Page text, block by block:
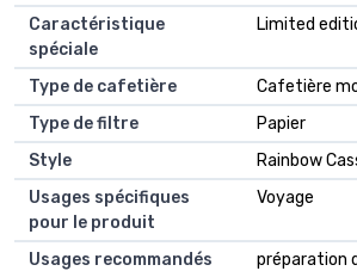
Caractéristique
spéciale
Limited
Type de cafetière
Cafetière
Type de filtre
Papier
Style
Rainbow
Usages spécifiques
pour le produit
Voyage
Usages recommandés
préparation